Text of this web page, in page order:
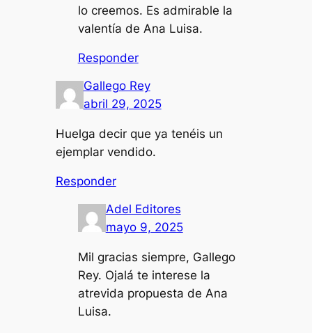
lo creemos. Es admirable la
valentía de Ana Luisa.
Responder
Gallego Rey
abril 29, 2025
Huelga decir que ya tenéis un
ejemplar vendido.
Responder
Adel Editores
mayo 9, 2025
Mil gracias siempre, Gallego
Rey. Ojalá te interese la
atrevida propuesta de Ana
Luisa.